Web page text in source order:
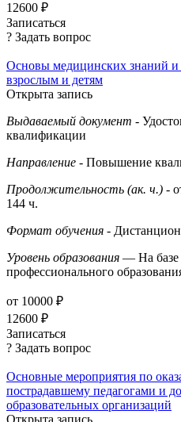
12600 ₽
Записаться
? Задать вопрос
Основы медицинских знаний
взрослым и детям
Открыта запись
Выдаваемый документ -
квалификации
Направление - Повышение
Продолжительность (ак. ч.) -
144 ч.
Формат обучения -
Уровень образования — На базе
профессионального
от 10000 ₽
12600 ₽
Записаться
? Задать вопрос
Основные мероприятия по
пострадавшему педагогами и
образовательных организаций